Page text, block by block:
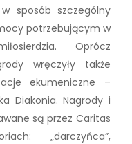
sposób szczególny
potrzebującym w
Oprócz
wręczyły także
ekumeniczne –
Diakonia. Nagrody i
są przez Caritas
„darczyńca”,